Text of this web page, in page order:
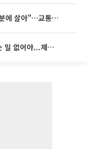
'굿 윌 헌팅' 배우 "기아 EV2 덕분에 살아"…교통사고 후 안전성 극찬
李대통령 “청년이 결혼 망설이는 일 없어야...제도상 불이익 조사”